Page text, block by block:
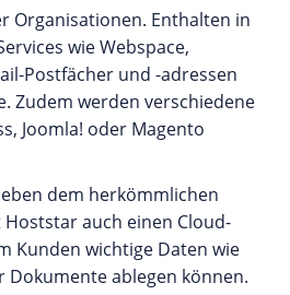
Kunden des Anbieters
20 TB Inklusiv-Traffic und
nach Bedarf zu
ideal für datenintensive
E-Commerce-Websites
Webanwendungen. ORC
hinaus umfassenden
von 99,99 %, damit Ihr
sicher und performant
Backups, flexiblen
einem hohen Maß an
Organisationen. Enthalten in
wie Webspace,
Postfächer und -adressen
Zudem werden verschiedene
Joomla! oder Magento
dem herkömmlichen
auch einen Cloud-
Kunden wichtige Daten wie
Dokumente ablegen können.